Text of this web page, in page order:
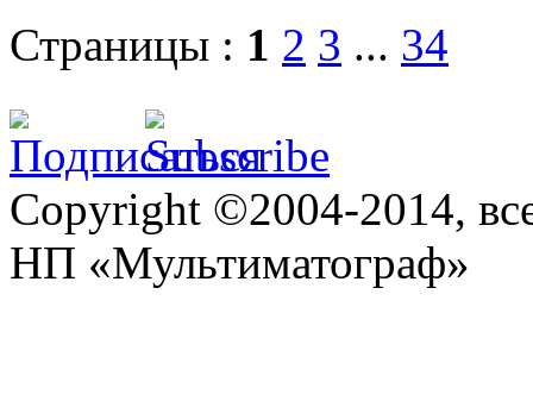
Страницы : 1 2 3 ... 34
Copyright ©2004-2014,
НП «Мультиматограф»